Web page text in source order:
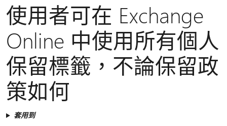
使用者可在 Exchange
Online 中使用所有個人
保留標籤，不論保留政
策如何
套用到